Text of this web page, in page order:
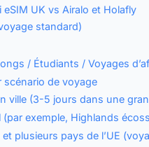
UK vs Airalo et Holafly
standard)
/ Étudiants / Voyages
scénario de voyage
ville (3-5 jours dans une
(par exemple, Highlands
plusieurs pays de l’UE